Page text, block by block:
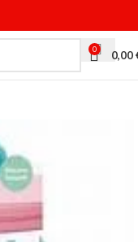
0 0,00